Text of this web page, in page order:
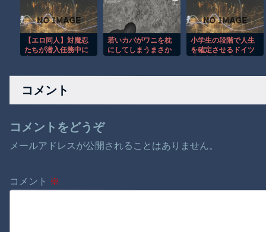
数の豪華ゲスト出演
や新髪型のお披露目
など見どころ満載の
神配信！
だと怒鳴り返され
た」感情の話ができ
ない人のサイン…
【エロ同人】対魔忍
たちが潜入任務中に
しフェラパイズリの
背徳劇ｗ
若いカバがワニを枕
にしてしまうまさか
小学生の段階で人生
を確定させるドイツ
的だ」と自惚れてい
コメント
コメントをどうぞ
メールアドレスが公開されることはありません。
コメント ※